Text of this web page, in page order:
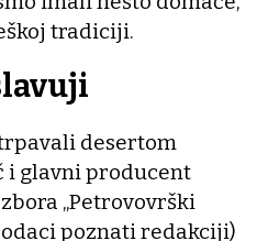
tradiciji.
desertom
i glavni producent
„Petrovovrški
poznati redakciji)